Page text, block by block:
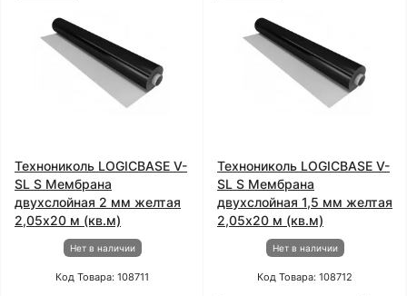
Технониколь LOGICBASE V-
SL S Мембрана
двухслойная 2 мм желтая
2,05x20 м (кв.м)
Нет в наличии
Код Товара: 108711
Технониколь LOGICBASE V-
SL S Мембрана
двухслойная 1,5 мм желтая
2,05x20 м (кв.м)
Нет в наличии
Код Товара: 108712